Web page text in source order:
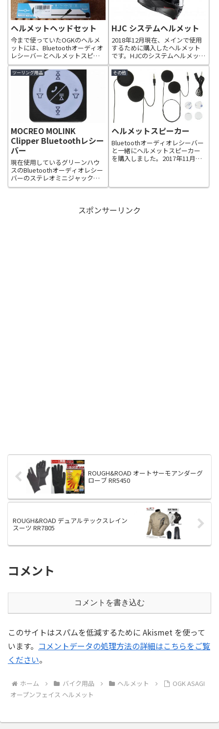
ヘルメットヘッドセット
今まで使っていたOGKのヘルメ
ットには、Bluetoothオーディオ
レシーバーとヘルメットスピー
カーを取り付けていました。オ
ーディオレシーバーなので、着
信に対応したりは出来ませんで
した。ヘルメットを久しぶりに
新調したので、HJCのシステム
HJC システムヘルメット
2018年12月現在、メインで使用
するために購入したヘルメット
です。HJCのシステムヘルメット
です。HJC HJH101 IS-MAXⅡ
MINEなぜ二つかというと、最初
に購入したのがHJH151なんです
が、初日に手元から落としちゃ
ってシー...
ツーリング用品
MOCREO MOLINK
Clipper Bluetoothレシー
バー
現在使用しているグリーンハウ
スのBluetoothオーディオレシー
バーのステレオミニジャックが
接触不良で片側しか聞こえなか
たら、MOCREOのやつが安かっ
その他
ヘルメットスピーカー
Bluetoothオーディオレシーバー
と一緒にヘルメットスピーカー
を購入しました。2017年11月
調子悪くなり新しいレシーバー
スポンサーリンク
ROUGH&ROAD オートサーモアンダーグ
ローブ RR5450
ROUGH&ROAD デュアルテックスレイン
スーツ RR7805
コメント
コメントを書き込む
このサイトはスパムを低減するために Akismet を使って
います。 コメントデータの処理方法の詳細はこちらをご覧
ください。
ホーム バイク用品 ヘルメット
OGK ASAGI
オープンフェイス ヘルメット